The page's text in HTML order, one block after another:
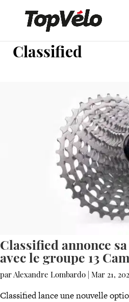
Classified
Classified annonce
avec le groupe 13
par Alexandre Lombardo Mar 21,
Classified lance une nouvelle